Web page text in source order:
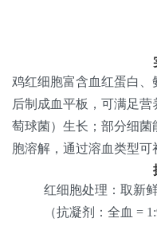
鸡红细胞富含血红蛋白
后制成血平板，可满足
萄球菌）生长；部分细
胞溶解，通过溶血类型可
红细胞处理 ：取新
（抗凝剂：全血 =